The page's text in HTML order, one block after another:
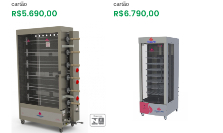
cartão
R$5.690,00
cartão
R$6.790,00